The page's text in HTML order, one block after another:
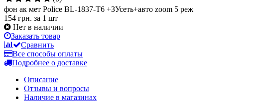
фон ак мет Police BL-1837-T6 +ЗУсеть+авто zoom 5 реж
154 грн. за 1 шт
Нет в наличии
Заказать товар
Сравнить
Все способы оплаты
Подробнее о доставке
Описание
Отзывы и вопросы
Наличие в магазинах